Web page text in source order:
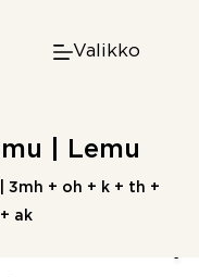
Valikko
| Lemu
3mh + oh + k + th +
ak